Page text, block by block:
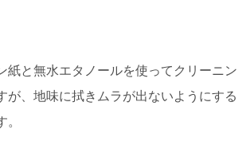
紙と無水エタノールを使ってクリーニン
が、地味に拭きムラが出ないようにする